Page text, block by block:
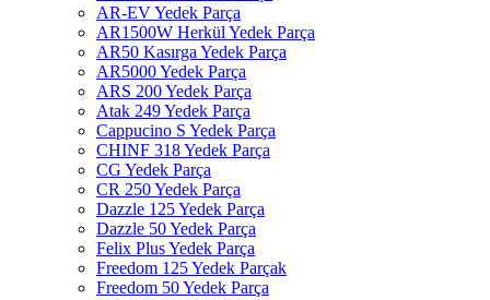
AR-EV Yedek Parça
AR1500W Herkül Yedek Parça
AR50 Kasırga Yedek Parça
AR5000 Yedek Parça
ARS 200 Yedek Parça
Atak 249 Yedek Parça
Cappucino S Yedek Parça
CHINF 318 Yedek Parça
CG Yedek Parça
CR 250 Yedek Parça
Dazzle 125 Yedek Parça
Dazzle 50 Yedek Parça
Felix Plus Yedek Parça
Freedom 125 Yedek Parçak
Freedom 50 Yedek Parça